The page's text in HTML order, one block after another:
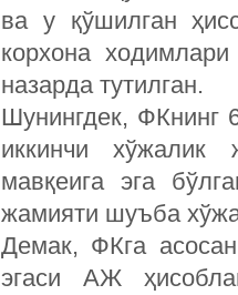
ва у қўшилган
корхона
назарда тутилган.
Шунингдек, ФКнинг
иккинчи хўжалик
мавқеига эга
жамияти шуъба
Демак, ФКга
эгаси АЖ